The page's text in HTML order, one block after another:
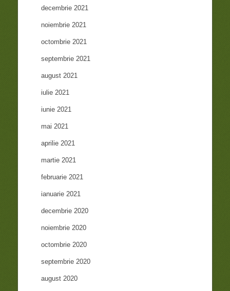
decembrie 2021
noiembrie 2021
octombrie 2021
septembrie 2021
august 2021
iulie 2021
iunie 2021
mai 2021
aprilie 2021
martie 2021
februarie 2021
ianuarie 2021
decembrie 2020
noiembrie 2020
octombrie 2020
septembrie 2020
august 2020